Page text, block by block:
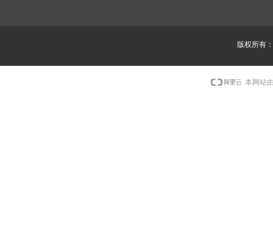
版权所有
本网站